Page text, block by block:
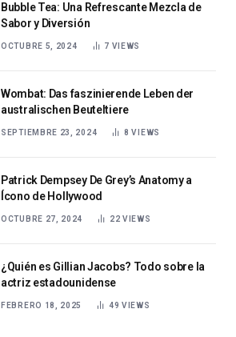
Bubble Tea: Una Refrescante Mezcla de
Sabor y Diversión
OCTUBRE 5, 2024 7 VIEWS
Wombat: Das faszinierende Leben der
australischen Beuteltiere
SEPTIEMBRE 23, 2024 8VIEWS
Patrick Dempsey De Grey’s Anatomy a
Ícono de Hollywood
OCTUBRE 27, 2024 22VIEWS
¿Quién es Gillian Jacobs? Todo sobre la
actriz estadounidense
FEBRERO 18, 2025 49VIEWS